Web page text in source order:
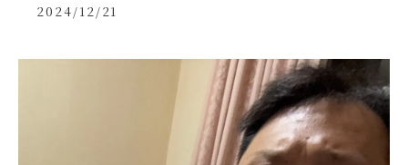
2024/12/21